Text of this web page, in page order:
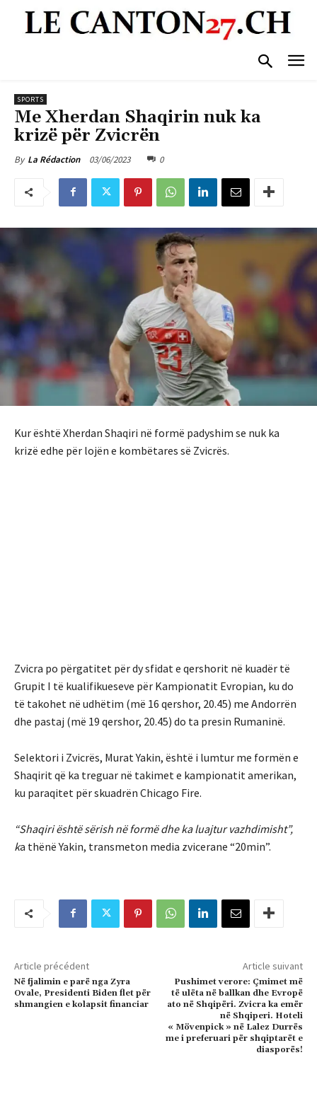
SPORTS
Me Xherdan Shaqirin nuk ka
krizë për Zvicrën
By La Rédaction 03/06/2023 0
Kur është Xherdan Shaqiri në formë padyshim se nuk ka
krizë edhe për lojën e kombëtares së Zvicrës.
Zvicra po përgatitet për dy sfidat e qershorit në kuadër të
Grupit I të kualifikueseve për Kampionatit Evropian, ku do
të takohet në udhëtim (më 16 qershor, 20.45) me Andorrën
dhe pastaj (më 19 qershor, 20.45) do ta presin Rumaninë.
Selektori i Zvicrës, Murat Yakin, është i lumtur me formën e
Shaqirit që ka treguar në takimet e kampionatit amerikan,
ku paraqitet për skuadrën Chicago Fire.
“Shaqiri është sërish në formë dhe ka luajtur vazhdimisht”,
ka thënë Yakin, transmeton media zvicerane “20min”.
Article précédent
Në fjalimin e parë nga Zyra
Ovale, Presidenti Biden flet për
shmangien e kolapsit financiar
Article suivant
Pushimet verore: Çmimet më
të ulëta në ballkan dhe Evropë
ato në Shqipëri. Zvicra ka emër
në Shqiperi. Hoteli
« Mövenpick » në Lalez Durrës
me i preferuari për shqiptarët e
diasporës!